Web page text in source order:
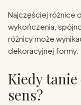
Najczęściej różnice
wykończenia,
różnicy może
dekoracyjnej formy.
Kiedy tanie
sens?